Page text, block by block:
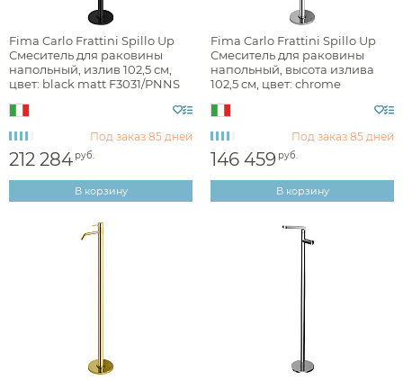
Монтаж
Материал
Управление
Fima Carlo Frattini Spillo Up
Смеситель для раковины
напольный, излив 102,5 см,
цвет: black matt F3031/PNNS
Под заказ 85 дней
212 284 руб.
В корзину
Fima Carlo Frattini Spillo Up
Смеситель для раковины
напольный, высота излива
102,5 см, цвет: chrome
Под заказ 85 дней
146 459 руб.
В корзину